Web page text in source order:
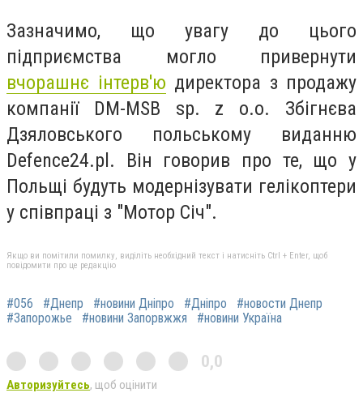
Зазначимо, що увагу до цього
підприємства могло привернути
вчорашнє інтерв'ю директора з продажу
компанії DM-MSB sp. z o.o. Збігнєва
Дзяловського польському виданню
Defence24.pl. Він говорив про те, що у
Польщі будуть модернізувати гелікоптери
у співпраці з "Мотор Січ".
Якщо ви помітили помилку, виділіть необхідний текст і натисніть Ctrl + Enter, щоб
повідомити про це редакцію
#056 #Днепр #новини Дніпро #Дніпро
#новости Днепр
#Запорожье
#новини Запорвжжя #новини Україна
0,0
Авторизуйтесь, щоб оцінити